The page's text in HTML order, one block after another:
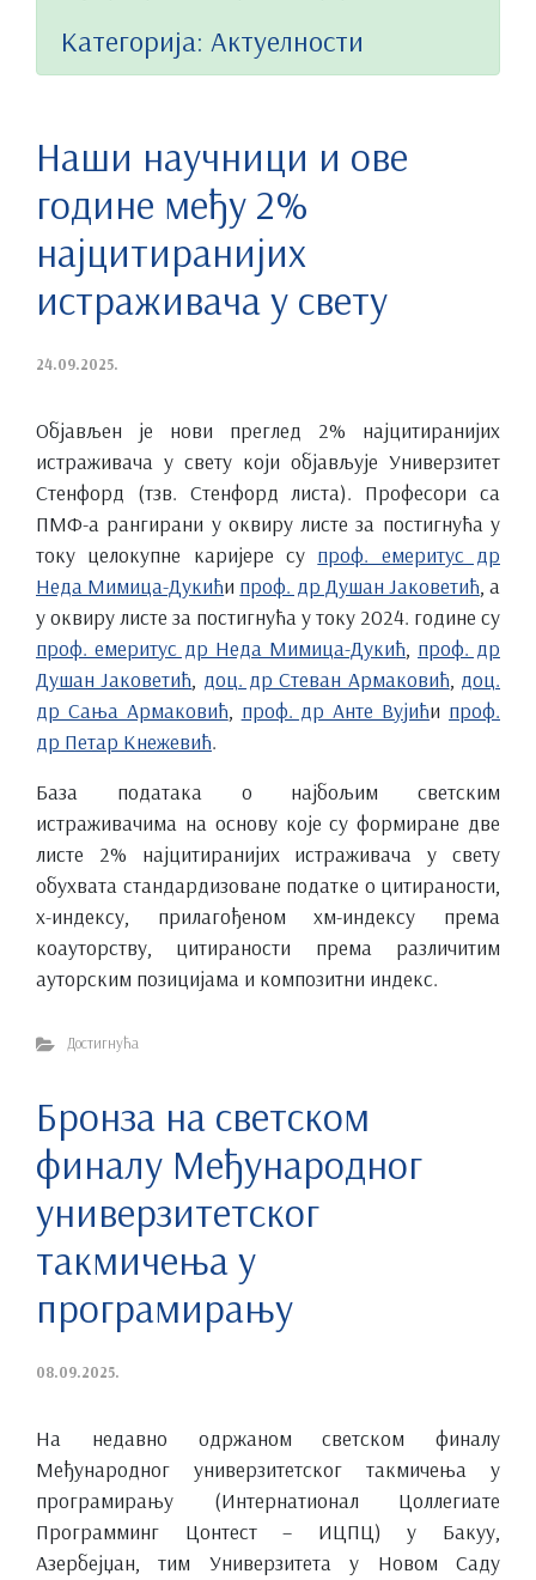
Категорија: Актуелности
Наши научници и ове
године међу 2%
најцитиранијих
истраживача у свету
24.09.2025.
Објављен је нови преглед 2% најцитиранијих
истраживача у свету који објављује Универзитет
Стенфорд (тзв. Стенфорд листа). Професори са
ПМФ-а рангирани у оквиру листе за постигнућа у
току целокупне каријере су проф. емеритус др
Неда Мимица-Дукићи проф. др Душан Јаковетић , а
у оквиру листе за постигнућа у току 2024. године су
проф. емеритус др Неда Мимица-Дукић проф. др
Душан Јаковетић доц. др Стеван Армаковић доц.
др Сања Армаковић проф. др Анте Вујићи проф.
др Петар Кнежевић.
База података о најбољим светским
истраживачима на основу које су формиране две
листе 2% најцитиранијих истраживача у свету
обухвата стандардизоване податке о цитираности,
х-индексу, прилагођеном хм-индексу према
коауторству, цитираности према различитим
ауторским позицијама и композитни индекс.
Достигнућа
Бронза на светском
финалу Међународног
универзитетског
такмичења у
програмирању
08.09.2025.
На недавно одржаном светском финалу
Међународног универзитетског такмичења у
програмирању (Интернатионал Цоллегиате
Программинг Цонтест – ИЦПЦ) у Бакуу,
Азербејџан, тим Универзитета у Новом Саду